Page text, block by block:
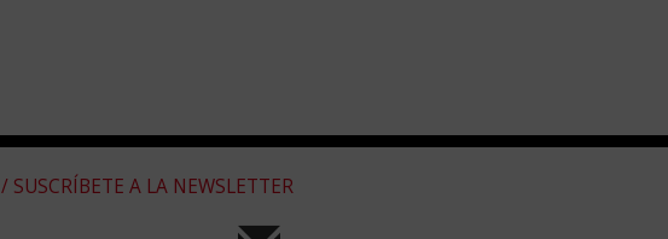
/ SUSCRÍBETE A LA NEWSLETTER